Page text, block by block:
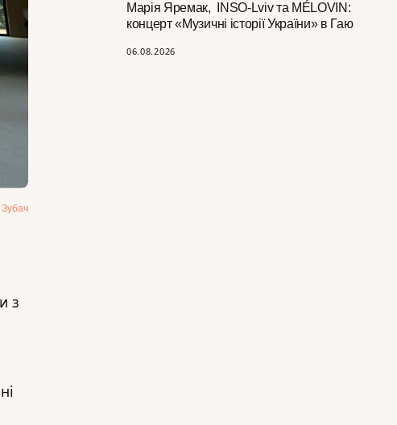
Марія Яремак, INSO-Lviv та MÉLOVIN:
концерт «Музичні історії України» в Гаю
06.08.2026
з